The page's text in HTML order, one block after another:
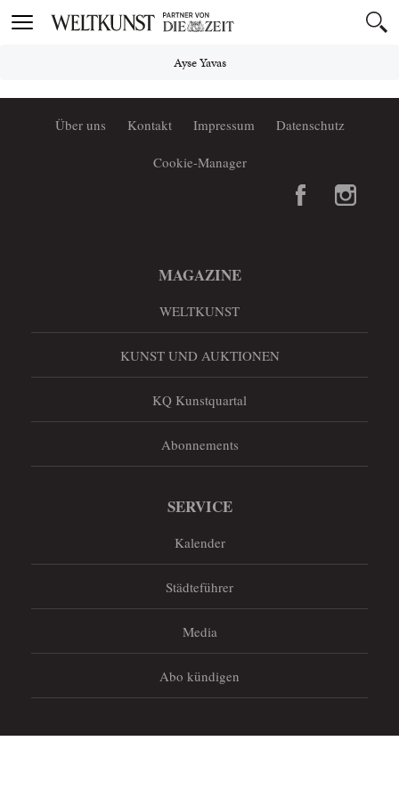
Toggle
Ayse Yavas
Über uns Kontakt Impressum Datenschutz
Cookie-Manager
MAGAZINE
WELTKUNST
KUNST UND AUKTIONEN
KQ Kunstquartal
Abonnements
SERVICE
Kalender
Städteführer
Media
Abo kündigen